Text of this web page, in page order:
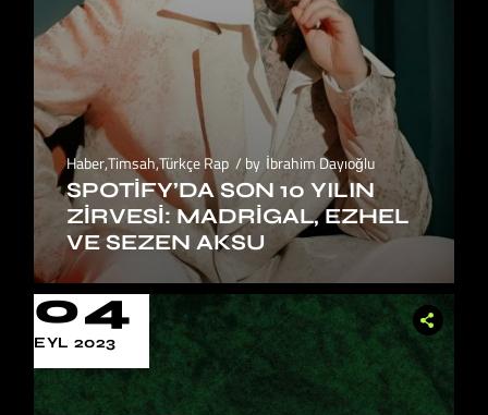
Haber,Timsah,Türkçe Rap by İbrahim Dayıoğlu
SPOTIFY’DA SON 10 YILIN
ZIRVESI: MADRIGAL, EZHEL
VE SEZEN AKSU
04
EYL 2023